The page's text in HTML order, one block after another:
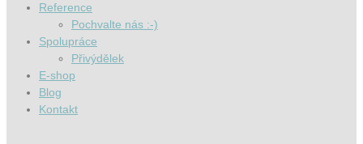
Reference
Pochvalte nás :-)
Spolupráce
Přivýdělek
E-shop
Blog
Kontakt